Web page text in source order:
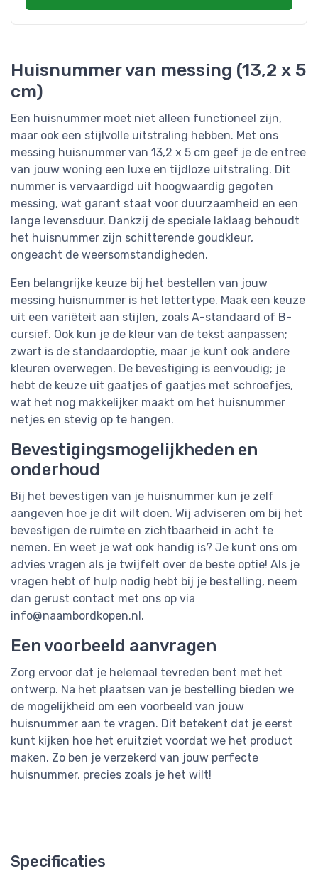
Huisnummer van messing (13,2 x 5
cm)
Een huisnummer moet niet alleen functioneel zijn,
maar ook een stijlvolle uitstraling hebben. Met ons
messing huisnummer van 13,2 x 5 cm geef je de entree
van jouw woning een luxe en tijdloze uitstraling. Dit
nummer is vervaardigd uit hoogwaardig gegoten
messing, wat garant staat voor duurzaamheid en een
lange levensduur. Dankzij de speciale laklaag behoudt
het huisnummer zijn schitterende goudkleur,
ongeacht de weersomstandigheden.
Een belangrijke keuze bij het bestellen van jouw
messing huisnummer is het lettertype. Maak een keuze
uit een variëteit aan stijlen, zoals A-standaard of B-
cursief. Ook kun je de kleur van de tekst aanpassen;
zwart is de standaardoptie, maar je kunt ook andere
kleuren overwegen. De bevestiging is eenvoudig; je
hebt de keuze uit gaatjes of gaatjes met schroefjes,
wat het nog makkelijker maakt om het huisnummer
netjes en stevig op te hangen.
Bevestigingsmogelijkheden en
onderhoud
Bij het bevestigen van je huisnummer kun je zelf
aangeven hoe je dit wilt doen. Wij adviseren om bij het
bevestigen de ruimte en zichtbaarheid in acht te
nemen. En weet je wat ook handig is? Je kunt ons om
advies vragen als je twijfelt over de beste optie! Als je
vragen hebt of hulp nodig hebt bij je bestelling, neem
dan gerust contact met ons op via
info@naambordkopen.nl.
Een voorbeeld aanvragen
Zorg ervoor dat je helemaal tevreden bent met het
ontwerp. Na het plaatsen van je bestelling bieden we
de mogelijkheid om een voorbeeld van jouw
huisnummer aan te vragen. Dit betekent dat je eerst
kunt kijken hoe het eruitziet voordat we het product
maken. Zo ben je verzekerd van jouw perfecte
huisnummer, precies zoals je het wilt!
Specificaties